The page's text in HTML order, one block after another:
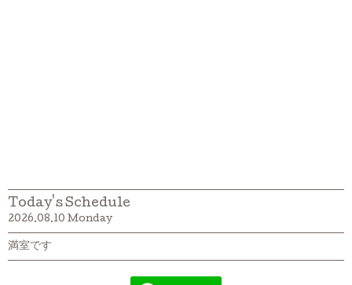
Today's Schedule
2026.08.10 Monday
満室です